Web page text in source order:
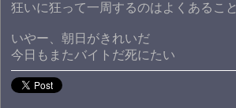
狂いに狂って一周するのはよくあること
いやー、朝日がきれいだ
今日もまたバイトだ死にたい